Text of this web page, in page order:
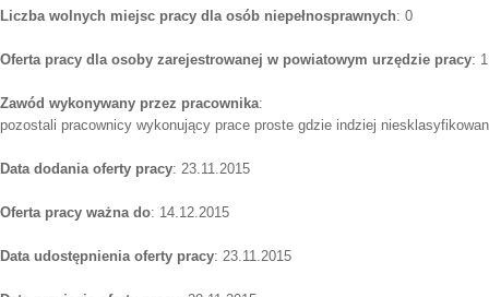
Liczba wolnych miejsc pracy dla osób niepełnosprawnych: 0
Oferta pracy dla osoby zarejestrowanej w powiatowym urzędzie pracy: 1
Zawód wykonywany przez pracownika:
pozostali pracownicy wykonujący prace proste gdzie indziej
Data dodania oferty pracy: 23.11.2015
Oferta pracy ważna do: 14.12.2015
Data udostępnienia oferty pracy: 23.11.2015